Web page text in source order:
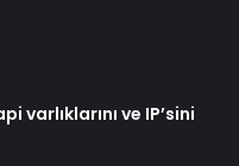
varlıklarını ve IP’sini